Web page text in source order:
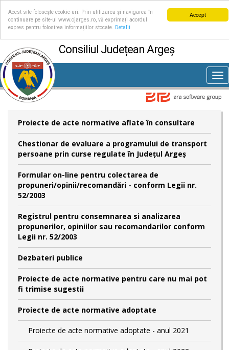
Accept
Acest site folosește cookie-uri. Prin utilizarea și navigarea în
continuare pe site-ul www.cjarges.ro, vă exprimați acordul
expres pentru folosirea informațiilor stocate.
Detalii
Consiliul Județean Argeș
Proiecte de acte normative aflate în consultare
Chestionar de evaluare a programului de transport
persoane prin curse regulate în Județul Argeș
Formular on-line pentru colectarea de
propuneri/opinii/recomandări - conform Legii nr.
52/2003
Registrul pentru consemnarea si analizarea
propunerilor, opiniilor sau recomandarilor conform
Legii nr. 52/2003
Dezbateri publice
Proiecte de acte normative pentru care nu mai pot
fi trimise sugestii
Proiecte de acte normative adoptate
Proiecte de acte normative adoptate - anul 2021